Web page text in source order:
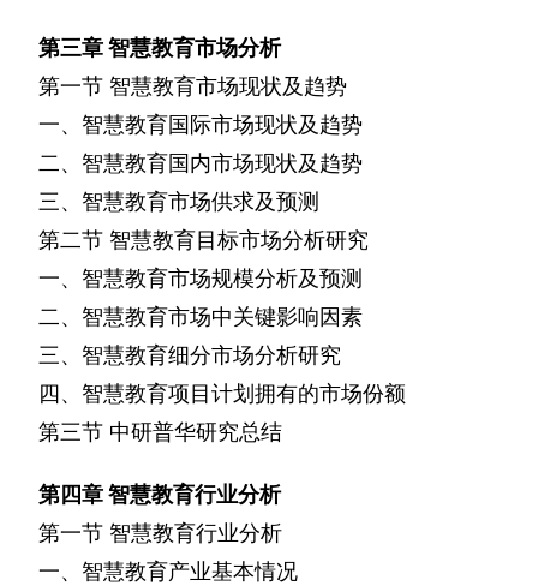
第三章智慧教育市场分析
第一节 智慧教育市场现状及趋势
一、智慧教育国际市场现状及趋势
二、智慧教育国内市场现状及趋势
三、智慧教育市场供求及预测
第二节 智慧教育目标市场分析研究
一、智慧教育市场规模分析及预测
二、智慧教育市场中关键影响因素
三、智慧教育细分市场分析研究
四、智慧教育项目计划拥有的市场份额
第三节 中研普华研究总结
第四章智慧教育行业分析
第一节 智慧教育行业分析
一、智慧教育产业基本情况